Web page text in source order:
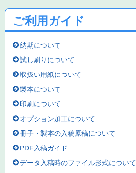
ご利用ガイド
納期について
試し刷りについて
取扱い用紙について
製本について
印刷について
オプション加工について
冊子・製本の入稿原稿について
PDF入稿ガイド
データ入稿時のファイル形式について